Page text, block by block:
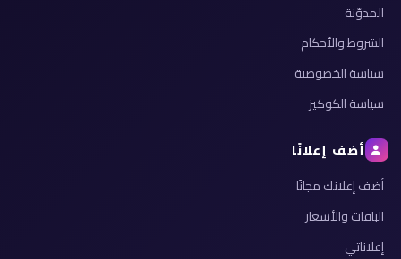
المدوّنة
الشروط والأحكام
سياسة الخصوصية
سياسة الكوكيز
أضف إعلانًا
أضف إعلانك مجانًا
الباقات والأسعار
إعلاناتي